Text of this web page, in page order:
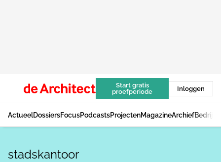
Start gratis
proefperiode
Inloggen
ActueelDossiersFocusPodcastsProjectenMagazineArchief
stadskantoor